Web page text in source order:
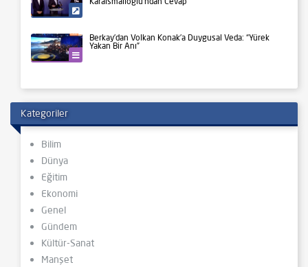
Berkay’dan Volkan Konak’a Duygusal Veda: “Yürek
Yakan Bir Anı”
Kategoriler
Bilim
Dünya
Eğitim
Ekonomi
Genel
Gündem
Kültür-Sanat
Manşet